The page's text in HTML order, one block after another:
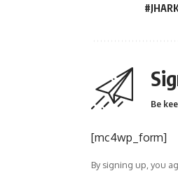
Be
[mc4wp_form]
By signing up, you